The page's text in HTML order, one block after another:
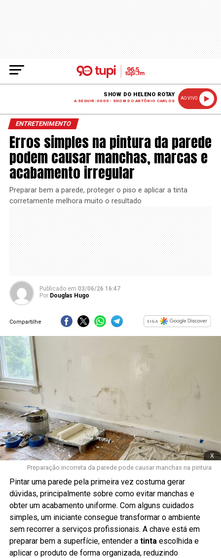
SHOW DO HELENO ROTAY
A SEGUIR: 06:00 - SHOW DO ANTÔNIO CARLOS
AO VIVO
ENTRETENIMENTO
Erros simples na pintura da parede
podem causar manchas, marcas e
acabamento irregular
Preparar bem a parede, proteger o piso e aplicar a tinta
corretamente melhora muito o resultado
Publicado em 03/06/26 16:47
Por Douglas Hugo
Compartilhe
x
Preparação incorreta da parede pode causar manchas na pintura
Pintar uma parede pela primeira vez costuma gerar
dúvidas, principalmente sobre como evitar manchas e
obter um acabamento uniforme. Com alguns cuidados
simples, um iniciante consegue transformar o ambiente
sem recorrer a serviços profissionais. A chave está em
preparar bem a superfície, entender a tintaescolhida e
aplicar o produto de forma organizada, reduzindo